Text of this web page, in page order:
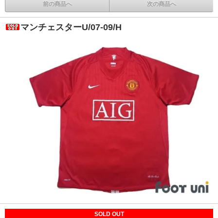
前の商品へ 次の商品へ
マンチェスターU/07-09/H
SOLD OUT